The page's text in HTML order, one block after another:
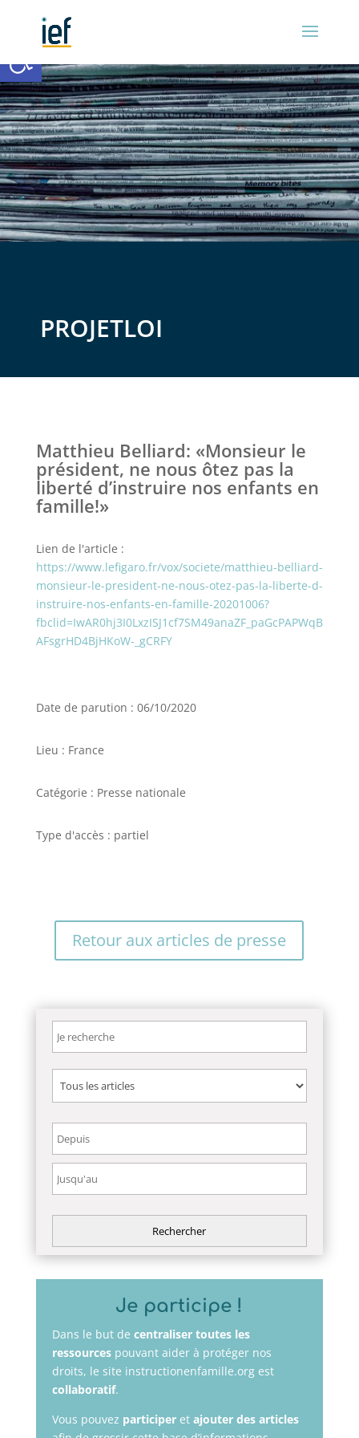
Ouvrir la barre d’outils
PROJETLOI
Matthieu Belliard: «Monsieur le
président, ne nous ôtez pas la
liberté d’instruire nos enfants en
famille!»
Lien de l'article :
https://www.lefigaro.fr/vox/societe/matthieu-belliard-
monsieur-le-president-ne-nous-otez-pas-la-liberte-d-
instruire-nos-enfants-en-famille-20201006?
fbclid=IwAR0hj3I0LxzISJ1cf7SM49anaZF_paGcPAPWqB
AFsgrHD4BjHKoW-_gCRFY
Date de parution : 06/10/2020
Lieu : France
Catégorie : Presse nationale
Type d'accès : partiel
Retour aux articles de presse
Je participe !
Dans le but de centraliser toutes les
ressourcespouvant aider à protéger nos
droits, le site instructionenfamille.org est
collaboratif.
Vous pouvez participeret ajouter des articles